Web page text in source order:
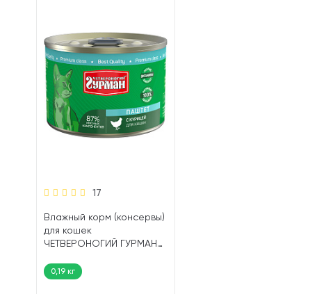
17
Влажный корм (консервы)
для кошек
ЧЕТВЕРОНОГИЙ ГУРМАН
0,19 кг